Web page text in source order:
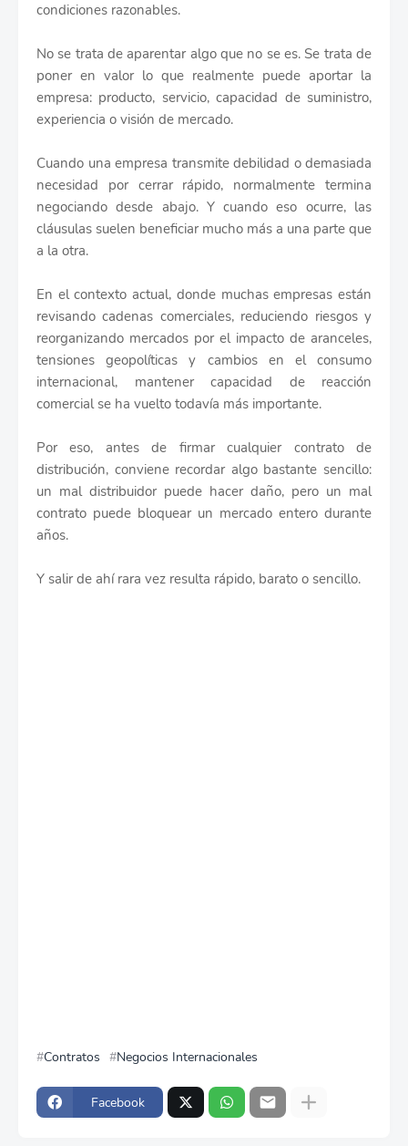
condiciones razonables.
No se trata de aparentar algo que no se es. Se trata de
poner en valor lo que realmente puede aportar la
empresa: producto, servicio, capacidad de suministro,
experiencia o visión de mercado.
Cuando una empresa transmite debilidad o demasiada
necesidad por cerrar rápido, normalmente termina
negociando desde abajo. Y cuando eso ocurre, las
cláusulas suelen beneficiar mucho más a una parte que
a la otra.
En el contexto actual, donde muchas empresas están
revisando cadenas comerciales, reduciendo riesgos y
reorganizando mercados por el impacto de aranceles,
tensiones geopolíticas y cambios en el consumo
internacional, mantener capacidad de reacción
comercial se ha vuelto todavía más importante.
Por eso, antes de firmar cualquier contrato de
distribución, conviene recordar algo bastante sencillo:
un mal distribuidor puede hacer daño, pero un mal
contrato puede bloquear un mercado entero durante
años.
Y salir de ahí rara vez resulta rápido, barato o sencillo.
Contratos Negocios Internacionales
Facebook